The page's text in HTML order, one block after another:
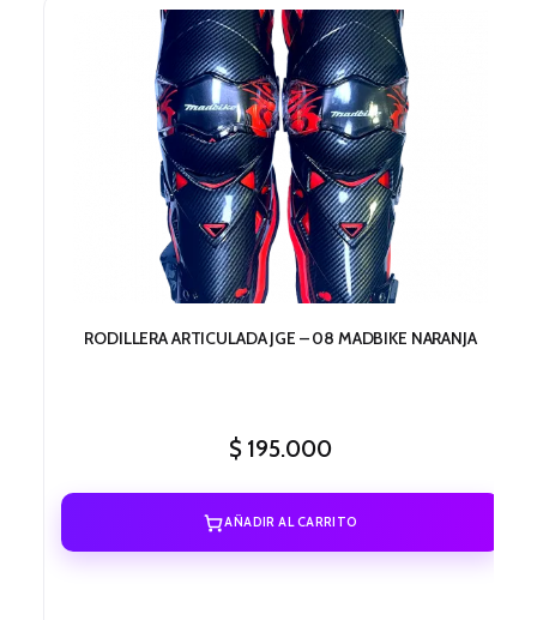
RODILLERA ARTICULADA JGE – 08 MADBIKE NARANJA
$ 195.000
AÑADIR AL CARRITO